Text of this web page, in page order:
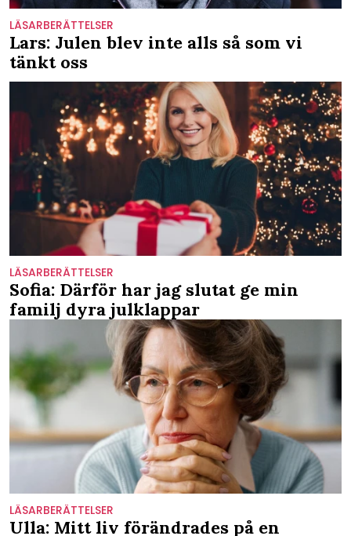
LÄSARBERÄTTELSER
Lars: Julen blev inte alls så som vi
tänkt oss
LÄSARBERÄTTELSER
Sofia: Därför har jag slutat ge min
familj dyra julklappar
LÄSARBERÄTTELSER
Ulla: Mitt liv förändrades på en